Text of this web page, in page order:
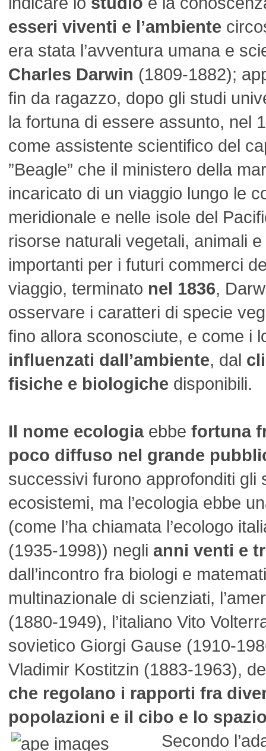
esseri viventi e l’ambiente
era stata l’avventura umana e
Charles Darwin (1809-1882);
fin da ragazzo, dopo gli studi
la fortuna di essere assunto, nel
come assistente scientifico del
”Beagle” che il ministero della
incaricato di un viaggio lungo le
meridionale e nelle isole del
risorse naturali vegetali, animali
importanti per i futuri commerci
viaggio, terminato nel 1836,
osservare i caratteri di specie
fino allora sconosciute, e come i
influenzati dall’ambiente, dal
fisiche e biologiche disponibili.
Il nome ecologia ebbe fortuna
poco diffuso nel grande
successivi furono approfonditi gli
ecosistemi, ma l’ecologia ebbe
(come l’ha chiamata l’ecologo
(1935-1998)) negli anni venti e
dall’incontro fra biologi e
multinazionale di scienziati,
(1880-1949), l’italiano Vito
sovietico Giorgi Gause (1910-
Vladimir Kostitzin (1883-1963),
che regolano i rapporti fra
popolazioni e il cibo e lo
Secondo